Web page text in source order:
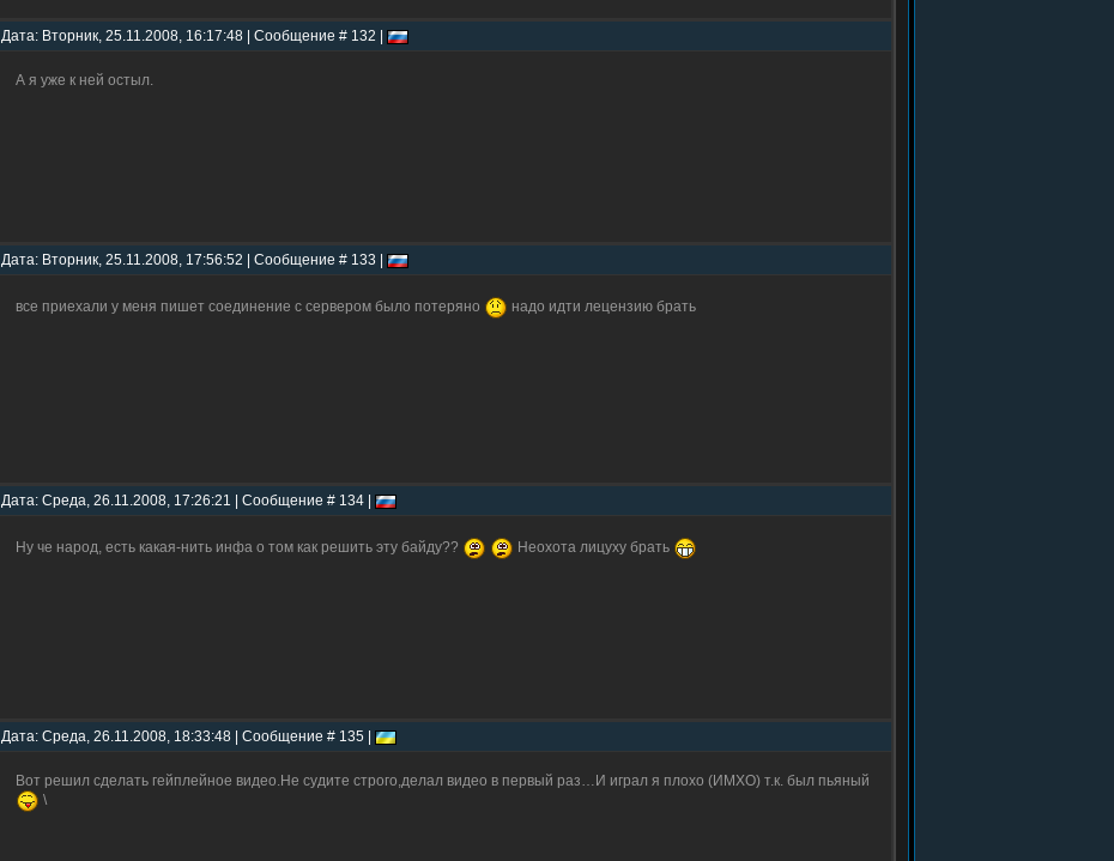
Дата: Вторник, 25.11.2008, 16:17:48 | Сообщение # 132 |
А я уже к ней остыл.
Дата: Вторник, 25.11.2008, 17:56:52 | Сообщение # 133 |
все приехали у меня пишет соединение с сервером было потеряно надо идти лецензию брать
Дата: Среда, 26.11.2008, 17:26:21 | Сообщение # 134 |
Ну че народ, есть какая-нить инфа о том как решить эту байду?? Неохота лицуху брать
Дата: Среда, 26.11.2008, 18:33:48 | Сообщение # 135 |
Вот решил сделать гейплейное видео.Не судите строго,делал видео в первый раз…И играл я плохо (ИМХО) т.к. был пьяный
\